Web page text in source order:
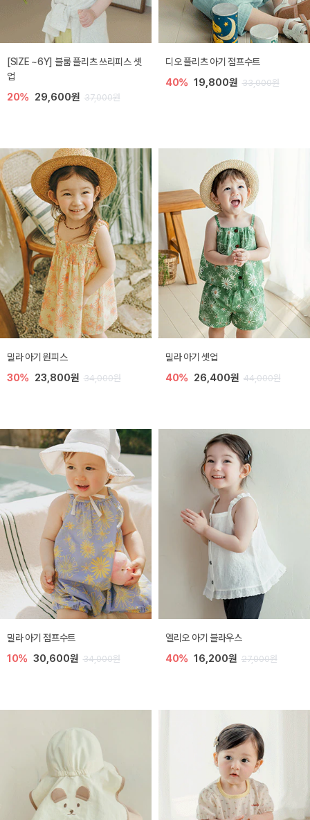
[SIZE ~6Y] 블룸 플리츠 쓰리피스 셋
업
20% 29,600원 37,000원
디오 플리츠 아기 점프수트
40% 19,800원 33,000원
밀라 아기 원피스
30% 23,800원 34,000원
밀라 아기 셋업
40% 26,400원 44,000원
밀라 아기 점프수트
10% 30,600원 34,000원
엘리오 아기 블라우스
40% 16,200원 27,000원